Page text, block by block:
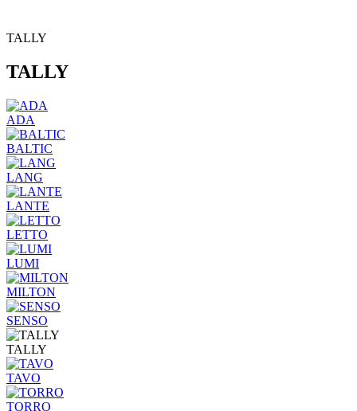
TALLY
TALLY
ADA
BALTIC
LANG
LANTE
LETTO
LUMI
MILTON
SENSO
TALLY
TAVO
TORRO